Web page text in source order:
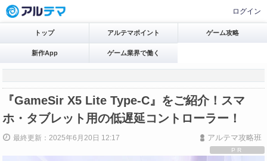
ログイン
トップ アルテマポイント ゲーム攻略
新作App ゲーム業界で働く
『GameSir X5 Lite Type-C』をご紹介！スマ
ホ・タブレット用の低遅延コントローラー！
アルテマ攻略班
最終更新：2025年6月20日 12:17
PR